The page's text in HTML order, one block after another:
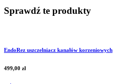
Sprawdź te produkty
EndoRez uszczelniacz kanałów korzeniowych
499,00 zł